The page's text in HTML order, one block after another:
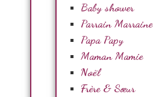
Baby shower
Parrain Marraine
Papa Papy
Maman Mamie
Noël
Frère & Sœur